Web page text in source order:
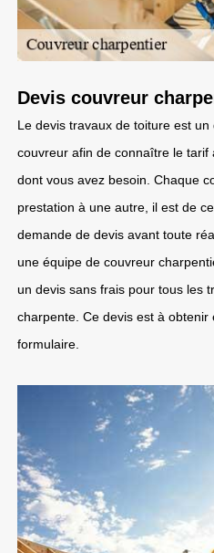
Devis couvreur
Le devis travaux de toiture est
couvreur afin de connaître le
dont vous avez besoin. Chaque
prestation à une autre, il est de
demande de devis avant toute
une équipe de couvreur
un devis sans frais pour tous les
charpente. Ce devis est à
formulaire.